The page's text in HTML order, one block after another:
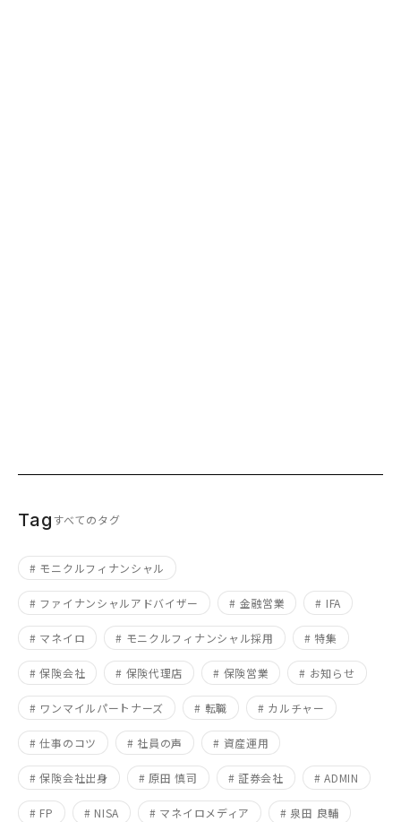
Tagすべてのタグ
# モニクルフィナンシャル
# ファイナンシャルアドバイザー # 金融営業 # IFA
# マネイロ # モニクルフィナンシャル採用 # 特集
# 保険会社 # 保険代理店 # 保険営業 # お知らせ
# ワンマイルパートナーズ # 転職 # カルチャー
# 仕事のコツ # 社員の声 # 資産運用
# 保険会社出身 # 原田 慎司 # 証券会社 # ADMIN
# FP # NISA # マネイロメディア # 泉田 良輔